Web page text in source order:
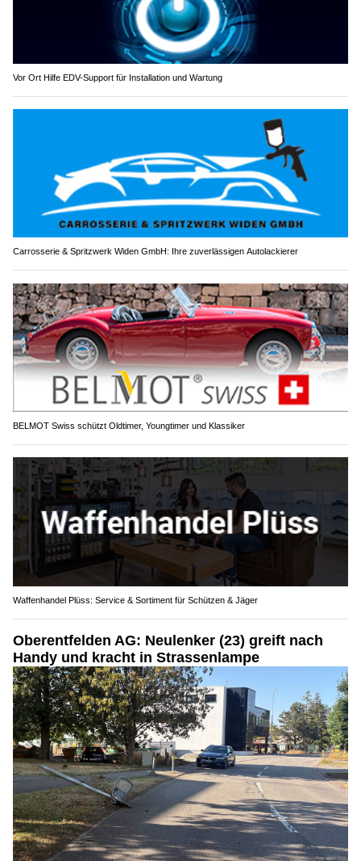
Vor Ort Hilfe EDV-Support für Installation und Wartung
Carrosserie & Spritzwerk Widen GmbH: Ihre zuverlässigen Autolackierer
BELMOT Swiss schützt Oldtimer, Youngtimer und Klassiker
Waffenhandel Plüss: Service & Sortiment für Schützen & Jäger
Oberentfelden AG: Neulenker (23) greift nach
Handy und kracht in Strassenlampe